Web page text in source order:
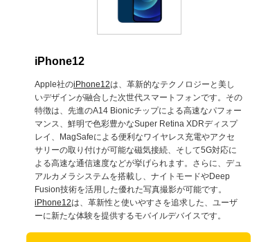
iPhone12
Apple社のiPhone12は、革新的なテクノロジーと美し
いデザインが融合した次世代スマートフォンです。その
特徴は、先進のA14 Bionicチップによる高速なパフォー
マンス、鮮明で色彩豊かなSuper Retina XDRディスプ
レイ、MagSafeによる便利なワイヤレス充電やアクセ
サリーの取り付けが可能な磁気接続、そして5G対応に
よる高速な通信速度などが挙げられます。さらに、デュ
アルカメラシステムを搭載し、ナイトモードやDeep
Fusion技術を活用した優れた写真撮影が可能です。
iPhone12は、革新性と使いやすさを追求した、ユーザ
ーに新たな体験を提供するモバイルデバイスです。